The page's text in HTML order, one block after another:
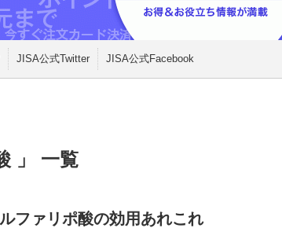
JISA公式Twitter JISA公式Facebook
」 一覧
ファリポ酸の効用あれこれ